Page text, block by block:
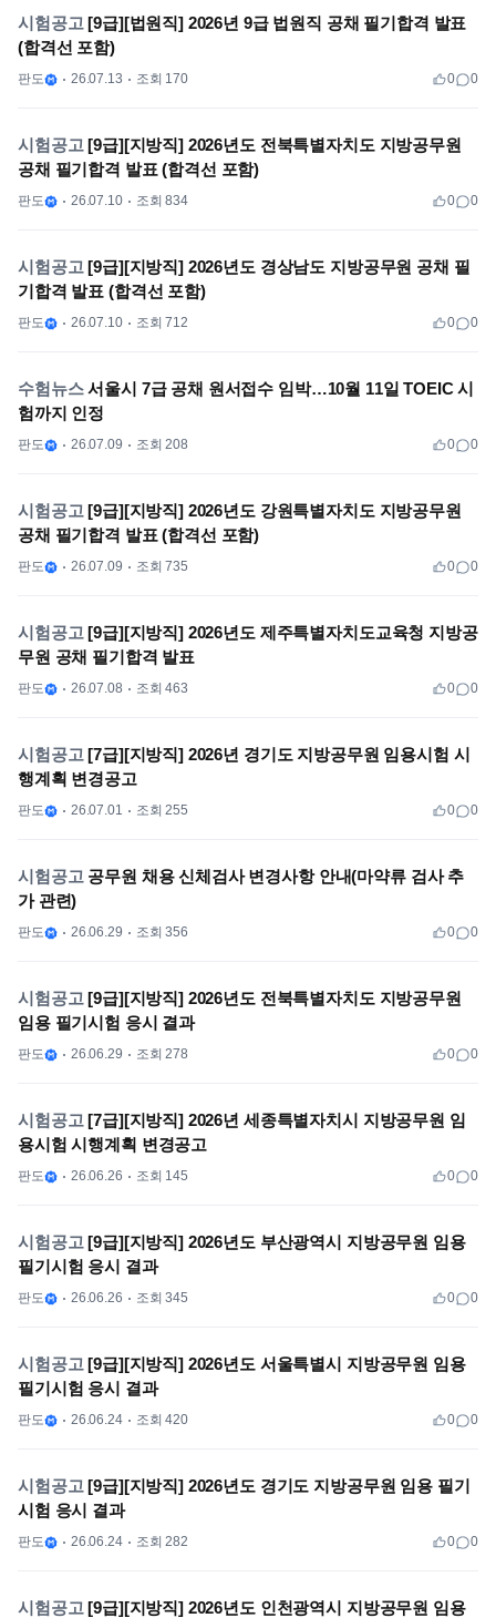
시험공고 [9급][법원직] 2026년 9급 법원직 공채 필기합격 발표
(합격선 포함)
판도 26.07.13 조회 170 0 0
시험공고 [9급][지방직] 2026년도 전북특별자치도 지방공무원
공채 필기합격 발표 (합격선 포함)
판도 26.07.10 조회 834 0 0
시험공고 [9급][지방직] 2026년도 경상남도 지방공무원 공채 필
기합격 발표 (합격선 포함)
판도 26.07.10 조회 712 0 0
수험뉴스서울시 7급 공채 원서접수 임박…10월 11일 TOEIC 시
험까지 인정
판도 26.07.09 조회 208 0 0
시험공고 [9급][지방직] 2026년도 강원특별자치도 지방공무원
공채 필기합격 발표 (합격선 포함)
판도 26.07.09 조회 735 0 0
시험공고 [9급][지방직] 2026년도 제주특별자치도교육청 지방공
무원 공채 필기합격 발표
판도 26.07.08 조회 463 0 0
시험공고 [7급][지방직] 2026년 경기도 지방공무원 임용시험 시
행계획 변경공고
판도 26.07.01 조회 255 0 0
시험공고 공무원 채용 신체검사 변경사항 안내(마약류 검사 추
가 관련)
판도 26.06.29 조회 356 0 0
시험공고 [9급][지방직] 2026년도 전북특별자치도 지방공무원
임용 필기시험 응시 결과
판도 26.06.29 조회 278 0 0
시험공고 [7급][지방직] 2026년 세종특별자치시 지방공무원 임
용시험 시행계획 변경공고
판도 26.06.26 조회 145 0 0
시험공고 [9급][지방직] 2026년도 부산광역시 지방공무원 임용
필기시험 응시 결과
판도 26.06.26 조회 345 0 0
시험공고 [9급][지방직] 2026년도 서울특별시 지방공무원 임용
필기시험 응시 결과
판도 26.06.24 조회 420 0 0
시험공고 [9급][지방직] 2026년도 경기도 지방공무원 임용 필기
시험 응시 결과
판도 26.06.24 조회 282 0 0
시험공고 [9급][지방직] 2026년도 인천광역시 지방공무원 임용